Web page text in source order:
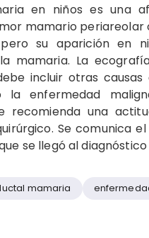
en niños es una
mamario periareolar
pero su aparición en
mamaria. La
incluir otras
la enfermedad
recomienda una
Se comunica
se llegó al
mamaria